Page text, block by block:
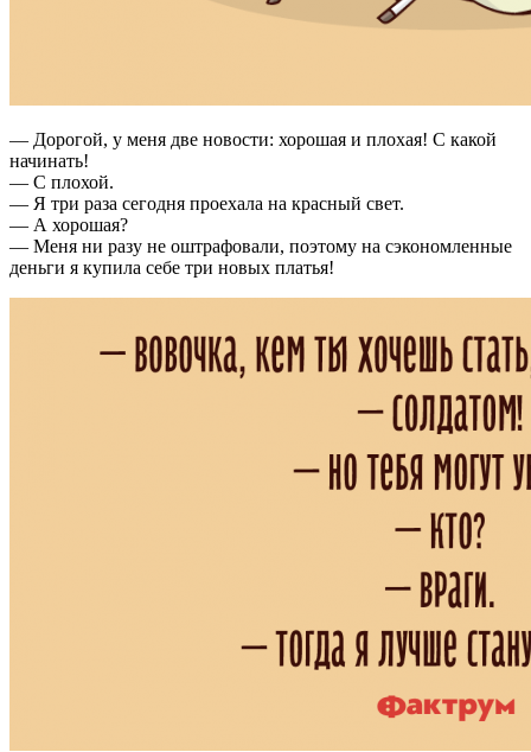
— Дорогой, у меня две новости: хорошая и плохая! С какой
начинать!
— С плохой.
— Я три раза сегодня проехала на красный свет.
— А хорошая?
— Меня ни разу не оштрафовали, поэтому на сэкономленные
деньги я купила себе три новых платья!